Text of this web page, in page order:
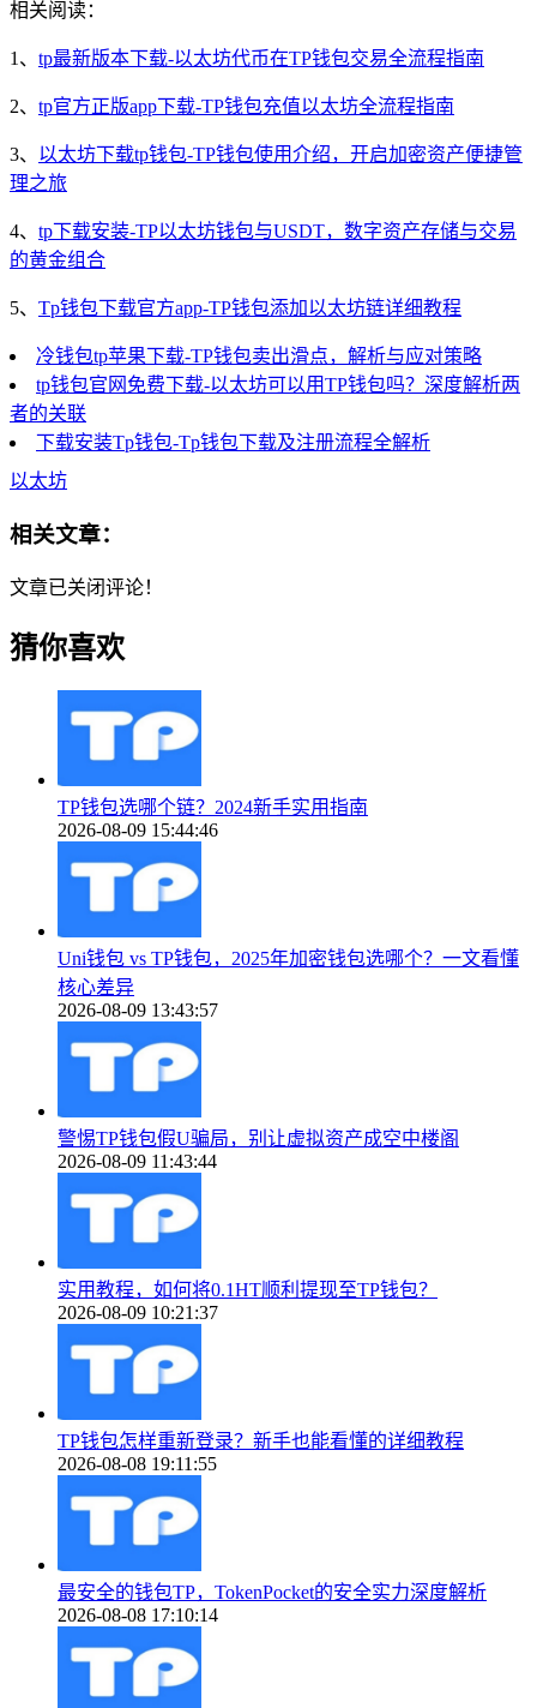
相关阅读：
1、 tp最新版本下载-以太坊代币在TP钱包交易全流程指南
2、 tp官方正版app下载-TP钱包充值以太坊全流程指南
3、 以太坊下载tp钱包-TP钱包使用介绍，开启加密资产便捷管
理之旅
4、 tp下载安装-TP以太坊钱包与USDT，数字资产存储与交易
的黄金组合
5、 Tp钱包下载官方app-TP钱包添加以太坊链详细教程
冷钱包tp苹果下载-TP钱包卖出滑点，解析与应对策略
tp钱包官网免费下载-以太坊可以用TP钱包吗？深度解析两
者的关联
下载安装Tp钱包-Tp钱包下载及注册流程全解析
以太坊
相关文章：
文章已关闭评论！
猜你喜欢
TP钱包选哪个链？2024新手实用指南
2026-08-09 15:44:46
Uni钱包 vs TP钱包，2025年加密钱包选哪个？一文看懂
核心差异
2026-08-09 13:43:57
警惕TP钱包假U骗局，别让虚拟资产成空中楼阁
2026-08-09 11:43:44
实用教程，如何将0.1HT顺利提现至TP钱包？
2026-08-09 10:21:37
TP钱包怎样重新登录？新手也能看懂的详细教程
2026-08-08 19:11:55
最安全的钱包TP，TokenPocket的安全实力深度解析
2026-08-08 17:10:14